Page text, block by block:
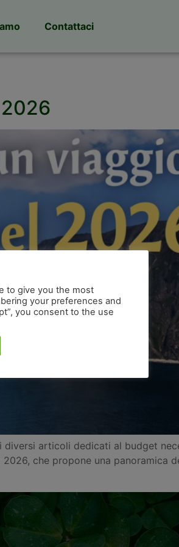
Contattaci
articoli dedicati al budget
che propone una panoramica
to give you the most
your preferences and
you consent to the use